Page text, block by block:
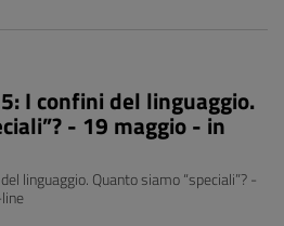
I confini del linguaggio.
- 19 maggio - in
linguaggio. Quanto siamo “speciali”? -